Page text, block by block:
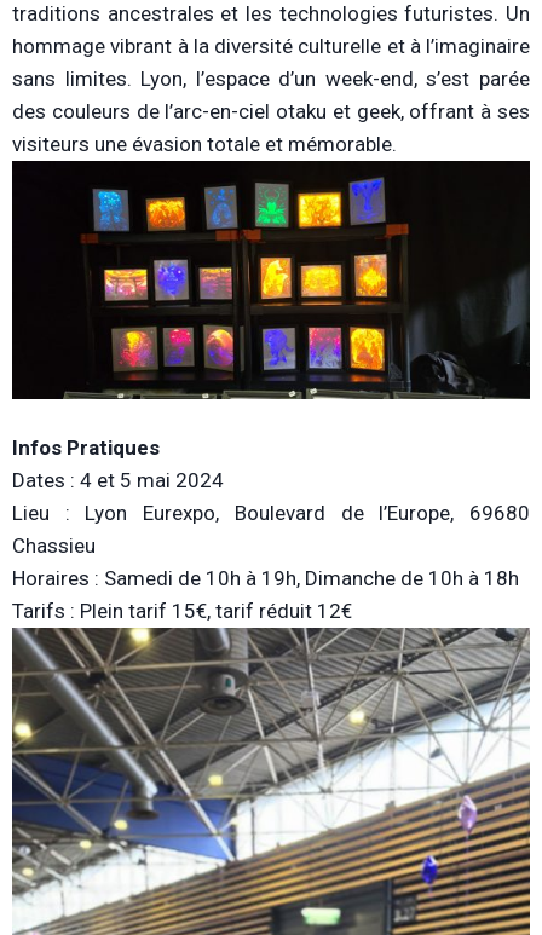
traditions ancestrales et les technologies futuristes. Un
hommage vibrant à la diversité culturelle et à l’imaginaire
sans limites. Lyon, l’espace d’un week-end, s’est parée
des couleurs de l’arc-en-ciel otaku et geek, offrant à ses
visiteurs une évasion totale et mémorable.
Infos Pratiques
Dates : 4 et 5 mai 2024
Lieu : Lyon Eurexpo, Boulevard de l’Europe, 69680
Chassieu
Horaires : Samedi de 10h à 19h, Dimanche de 10h à 18h
Tarifs : Plein tarif 15€, tarif réduit 12€